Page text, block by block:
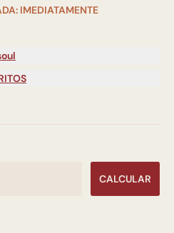
IMEDIATAMENTE
CALCULAR